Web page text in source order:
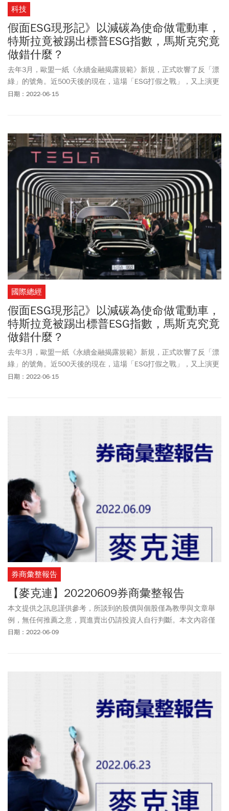
科技
假面ESG現形記》以減碳為使命做電動車，
特斯拉竟被踢出標普ESG指數，馬斯克究竟
做錯什麼？
去年3月，歐盟一紙《永續金融揭露規範》新規，正式吹響了反「漂
綠」的號角。近500天後的現在，這場「ESG打假之戰」，又上演更
鋪天蓋地的第二幕。隨著全球一個又一個雷厲風行的圍剿案例曝
日期：2022-06-15
國際總經
假面ESG現形記》以減碳為使命做電動車，
特斯拉竟被踢出標普ESG指數，馬斯克究竟
做錯什麼？
去年3月，歐盟一紙《永續金融揭露規範》新規，正式吹響了反「漂
綠」的號角。近500天後的現在，這場「ESG打假之戰」，又上演更
鋪天蓋地的第二幕。隨著全球一個又一個雷厲風行的圍剿案例曝
日期：2022-06-15
券商彙整報告
【麥克連】20220609券商彙整報告
本文提供之訊息謹供參考，所談到的股價與個股僅為教學與文章舉
例，無任何推薦之意，買進賣出仍請投資人自行判斷。本文內容僅
供訂閱戶本人使用，非經授權嚴禁任何翻印、轉載，或以任何型態
日期：2022-06-09